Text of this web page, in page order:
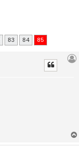
83 84 85